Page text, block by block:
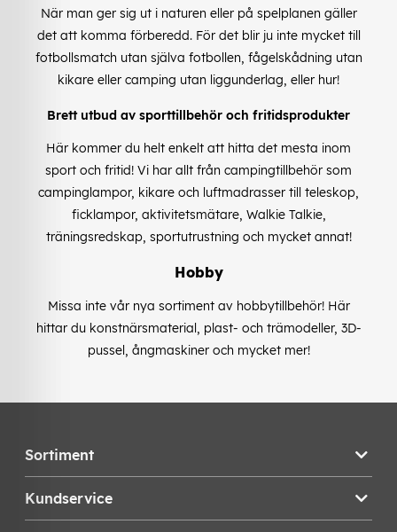
När man ger sig ut i naturen eller på spelplanen gäller
det att komma förberedd. För det blir ju inte mycket till
fotbollsmatch utan själva fotbollen, fågelskådning utan
kikare eller camping utan liggunderlag, eller hur!
Brett utbud av sporttillbehör och fritidsprodukter
Här kommer du helt enkelt att hitta det mesta inom
sport och fritid! Vi har allt från campingtillbehör som
campinglampor, kikare och luftmadrasser till teleskop,
ficklampor, aktivitetsmätare, Walkie Talkie,
träningsredskap, sportutrustning och mycket annat!
Hobby
Missa inte vår nya sortiment av hobbytillbehör! Här
hittar du konstnärsmaterial, plast- och trämodeller, 3D-
pussel, ångmaskiner och mycket mer!
Sortiment
Kundservice